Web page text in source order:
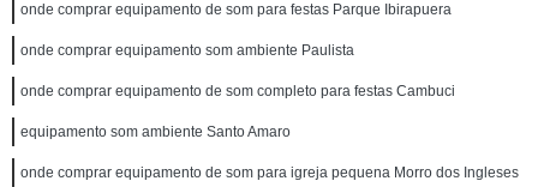
onde comprar equipamento de som para festas Parque Ibirapuera
onde comprar equipamento som ambiente Paulista
onde comprar equipamento de som completo para festas Cambuci
equipamento som ambiente Santo Amaro
onde comprar equipamento de som para igreja pequena Morro dos Ingleses